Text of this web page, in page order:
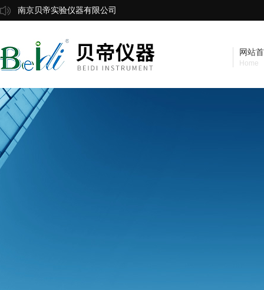
南京贝帝实验仪器有限公司
网站
Home